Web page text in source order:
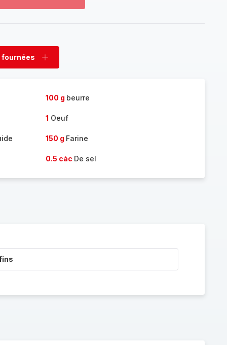
fournées
Ajouter
100 g beurre
1 Oeuf
150 g Farine
0.5 càc De sel